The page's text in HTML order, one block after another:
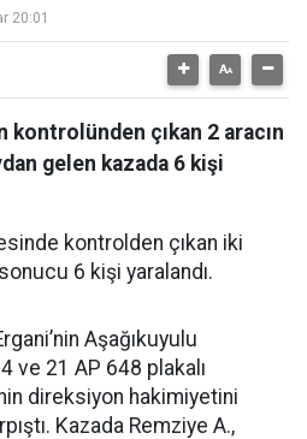
20:01
kontrolünden çıkan 2 aracın
gelen kazada 6 kişi
kontrolden çıkan iki
6 kişi yaralandı.
Aşağıkuyulu
ve 21 AP 648 plakalı
direksiyon hakimiyetini
Kazada Remziye A.,